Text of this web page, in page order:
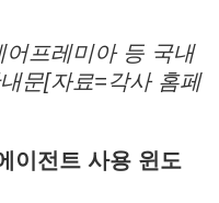
프레미아 등 국내
문[자료=각사 홈페
이전트 사용 윈도